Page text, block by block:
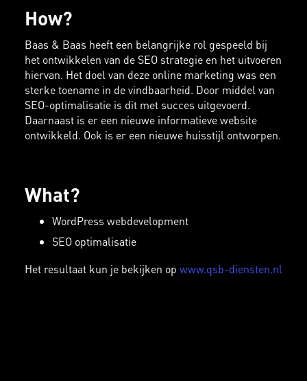
How?
Baas & Baas heeft een belangrijke rol gespeeld bij
het ontwikkelen van de SEO strategie en het uitvoeren
hiervan. Het doel van deze online marketing was een
sterke toename in de vindbaarheid. Door middel van
SEO-optimalisatie is dit met succes uitgevoerd.
Daarnaast is er een nieuwe informatieve website
ontwikkeld. Ook is er een nieuwe huisstijl ontworpen.
What?
WordPress webdevelopment
SEO optimalisatie
Het resultaat kun je bekijken op www.qsb-diensten.nl